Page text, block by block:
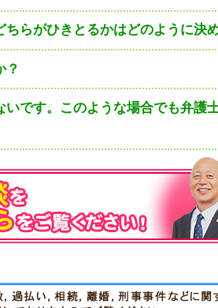
らがひきとるかはどのように決
？
です。このような場合でも弁護